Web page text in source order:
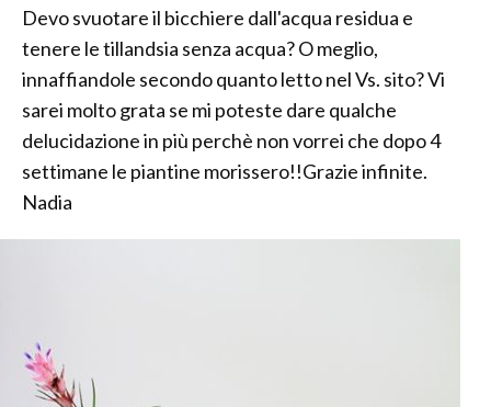
Devo svuotare il bicchiere dall'acqua residua e
tenere le tillandsia senza acqua? O meglio,
innaffiandole secondo quanto letto nel Vs. sito? Vi
sarei molto grata se mi poteste dare qualche
delucidazione in più perchè non vorrei che dopo 4
settimane le piantine morissero!!Grazie infinite.
Nadia